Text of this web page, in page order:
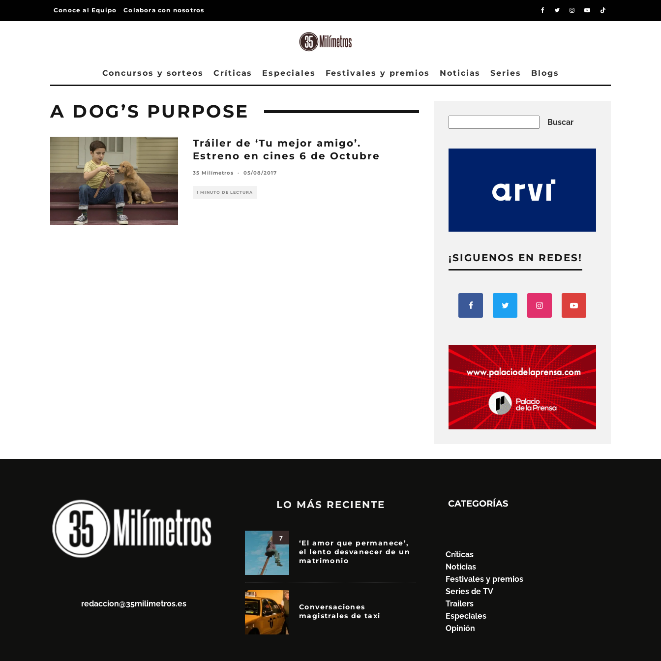
Conoce al Equipo Colabora con nosotros
Concursos y sorteos Críticas Especiales Festivales y premios Noticias Series Blogs
A DOG’S PURPOSE
Tráiler de ‘Tu mejor amigo’.
Estreno en cines 6 de Octubre
35 Milímetros · 05/08/2017
1 MINUTO DE LECTURA
Buscar
¡SIGUENOS EN REDES!
redaccion@35milimetros.es
LO MÁS RECIENTE
7
‘El amor que permanece’,
el lento desvanecer de un
matrimonio
Conversaciones
magistrales de taxi
CATEGORÍAS
Críticas
Noticias
Festivales y premios
Series de TV
Trailers
Especiales
Opinión